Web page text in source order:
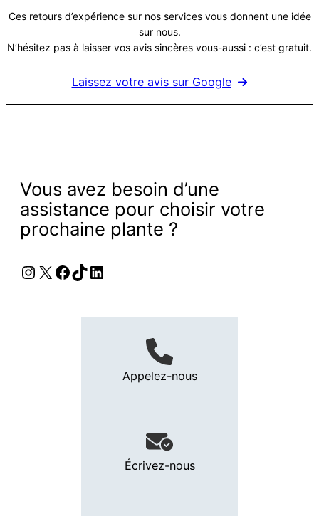
Ces retours d’expérience sur nos services vous donnent une idée
sur nous.
N’hésitez pas à laisser vos avis sincères vous-aussi : c’est gratuit.
Laissez votre avis sur Google
Vous avez besoin d’une
assistance pour choisir votre
prochaine plante ?
Instagram
X Facebook
TikTok
LinkedIn
Appelez-nous
Écrivez-nous